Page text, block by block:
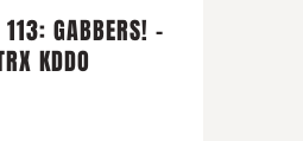
113: GABBERS! -
KDDO